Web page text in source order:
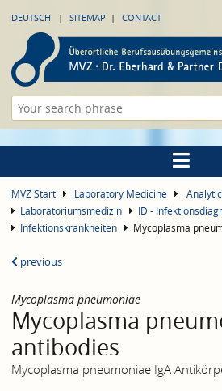
DEUTSCH SITEMAP CONTACT
MVZ Start Laboratory Medicine
Laboratoriumsmedizin
ID -
Infektionskrankheiten
Mycoplasma
previous
Mycoplasma pneumoniae
Mycoplasma
antibodies
Mycoplasma pneumoniae IgA